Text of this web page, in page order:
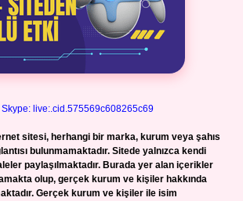
Skype: live:.cid.575569c608265c69
sitesi, herhangi bir marka, kurum veya şahıs
bulunmamaktadır. Sitede yalnızca kendi
paylaşılmaktadır. Burada yer alan içerikler
olup, gerçek kurum ve kişiler hakkında
Gerçek kurum ve kişiler ile isim